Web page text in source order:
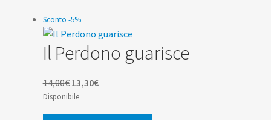
Don BoscoSconto -5%
Il Perdono guarisce
14,00€ Il
prezzo
originale
13,30€Il
attuale
Disponibile